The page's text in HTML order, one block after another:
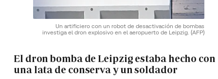
Un artificiero con un robot de desactivación de bombas
investiga el dron explosivo en el aeropuerto de Leipzig. (AFP)
El dron bomba de Leipzig estaba hecho con
una lata de conserva y un soldador